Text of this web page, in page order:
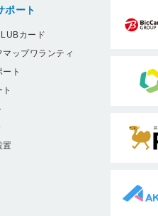
ポート
カード
ップワランティ
ト
置